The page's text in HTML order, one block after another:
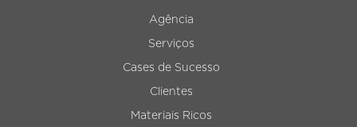
Agência
Serviços
Cases de Sucesso
Clientes
Materiais Ricos